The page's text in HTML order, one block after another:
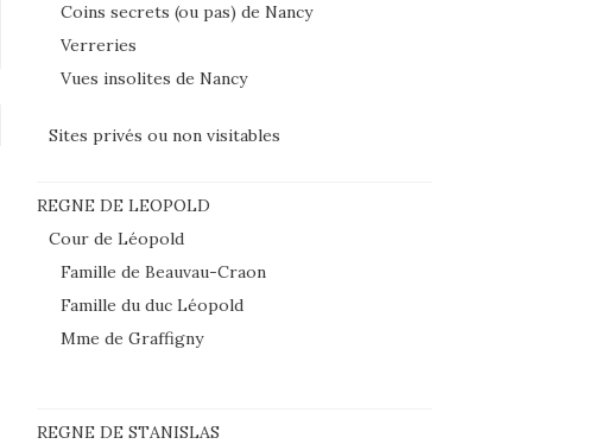
Coins secrets (ou pas) de Nancy
Verreries
Vues insolites de Nancy
Sites privés ou non visitables
REGNE DE LEOPOLD
Cour de Léopold
Famille de Beauvau-Craon
Famille du duc Léopold
Mme de Graffigny
REGNE DE STANISLAS